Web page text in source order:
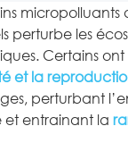
micropolluants
perturbe les
Certains
et la
perturbant
entrainant la